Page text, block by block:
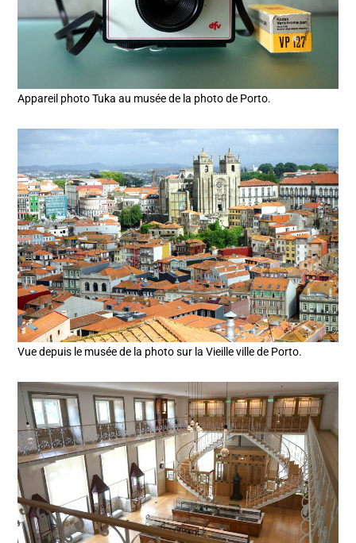
Appareil photo Tuka au musée de la photo de Porto.
Vue depuis le musée de la photo sur la Vieille ville de Porto.